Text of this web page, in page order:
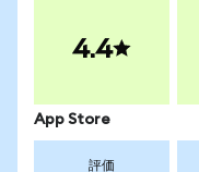
4.4
App Store
評価